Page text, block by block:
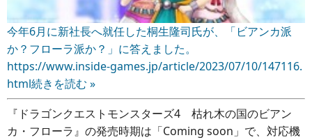
今年6月に新社長へ就任した桐生隆司氏が、「ビアンカ派
か？フローラ派か？」に答えました。
https://www.inside-games.jp/article/2023/07/10/147116.
html続きを読む »
『ドラゴンクエストモンスターズ4 枯れ木の国のビアン
カ・フローラ』の発売時期は「Coming soon」で、対応機